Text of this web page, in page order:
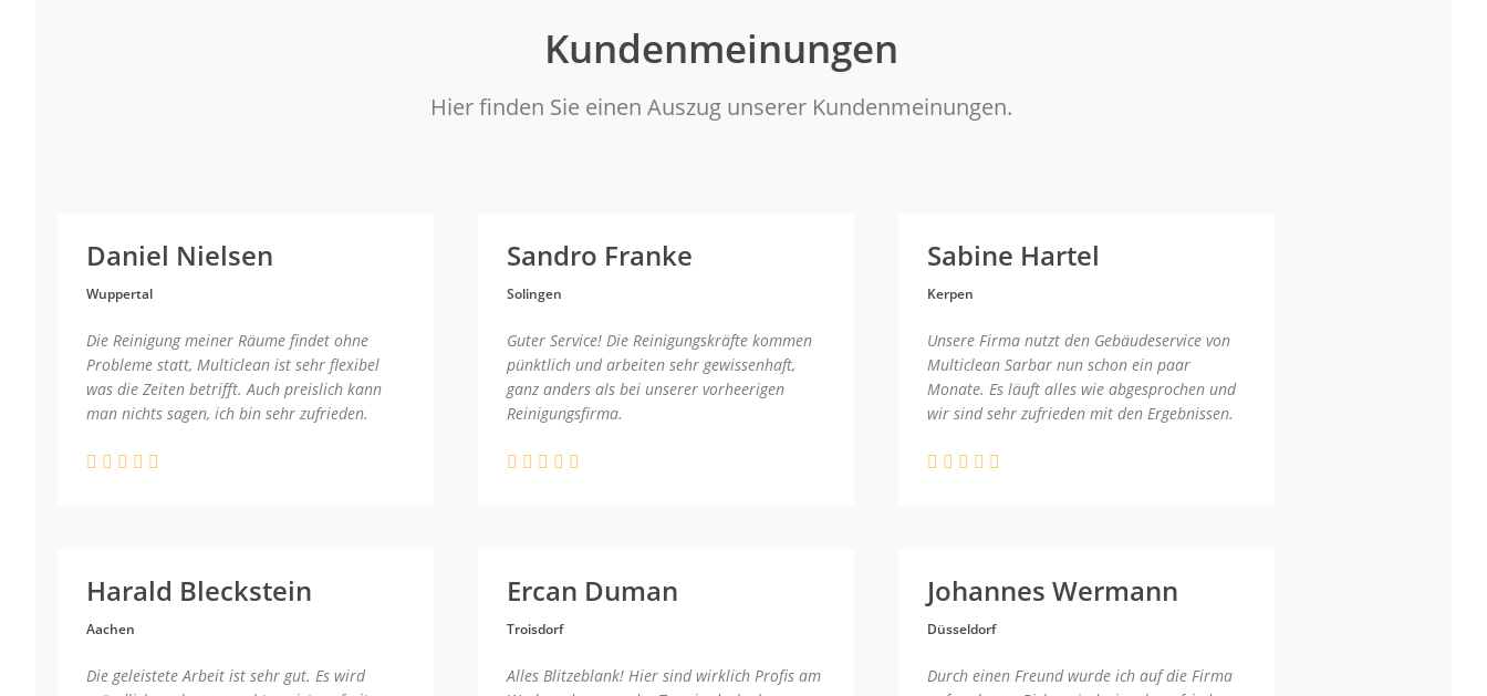
Kundenmeinungen
Hier finden Sie einen Auszug unserer Kundenmeinungen.
Daniel Nielsen
Wuppertal
Die Reinigung meiner Räume findet ohne
Probleme statt, Multiclean ist sehr flexibel
was die Zeiten betrifft. Auch preislich kann
man nichts sagen, ich bin sehr zufrieden.
Sandro Franke
Solingen
Guter Service! Die Reinigungskräfte kommen
pünktlich und arbeiten sehr gewissenhaft,
ganz anders als bei unserer vorheerigen
Reinigungsfirma.
Sabine Hartel
Kerpen
Unsere Firma nutzt den Gebäudeservice von
Multiclean Sarbar nun schon ein paar
Monate. Es läuft alles wie abgesprochen und
wir sind sehr zufrieden mit den Ergebnissen.
Harald Bleckstein
Aachen
Die geleistete Arbeit ist sehr gut. Es wird
Ercan Duman
Troisdorf
Alles Blitzeblank! Hier sind wirklich Profis am
Johannes Wermann
Düsseldorf
Durch einen Freund wurde ich auf die Firma